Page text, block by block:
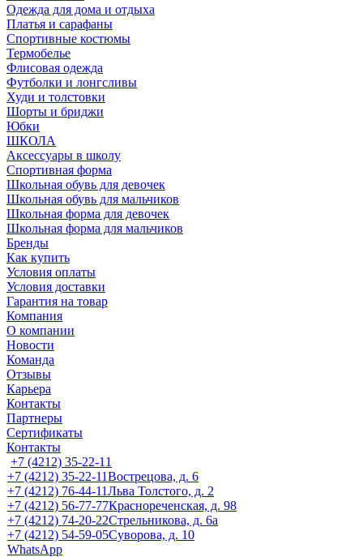
Одежда для дома и отдыха
Платья и сарафаны
Спортивные костюмы
Термобелье
Флисовая одежда
Футболки и лонгсливы
Худи и толстовки
Шорты и бриджи
Юбки
ШКОЛА
Аксессуары в школу
Спортивная форма
Школьная обувь для девочек
Школьная обувь для мальчиков
Школьная форма для девочек
Школьная форма для мальчиков
Бренды
Как купить
Условия оплаты
Условия доставки
Гарантия на товар
Компания
О компании
Новости
Команда
Отзывы
Карьера
Контакты
Партнеры
Сертификаты
Контакты
+7 (4212) 35-22-11
+7 (4212) 35-22-11Вострецова, д. 6
+7 (4212) 76-44-11Льва Толстого, д. 2
+7 (4212) 56-77-77Краснореченская, д. 98
+7 (4212) 74-20-22Стрельникова, д. 6а
+7 (4212) 54-59-05Суворова, д. 10
WhatsApp